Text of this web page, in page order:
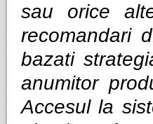
sau orice
recomandari
bazati
anumitor
Accesul la